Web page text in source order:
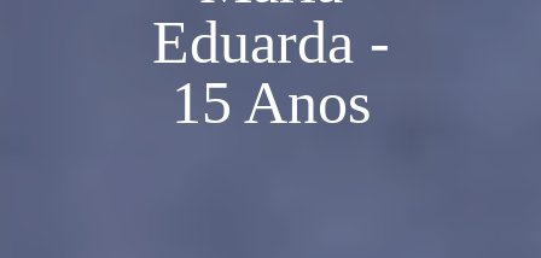
Eduarda -
15 Anos